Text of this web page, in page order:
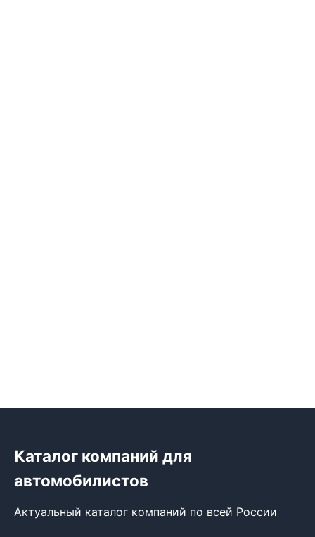
Каталог компаний для
автомобилистов
Актуальный каталог компаний по всей России